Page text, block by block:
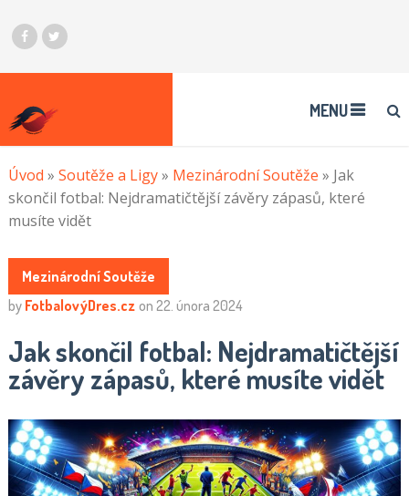
MENU
Úvod » Soutěže a Ligy» Mezinárodní Soutěže » Jak
skončil fotbal: Nejdramatičtější závěry zápasů, které
musíte vidět
Mezinárodní Soutěže
by FotbalovýDres.cz on 22. února 2024
Jak skončil fotbal: Nejdramatičtější
závěry zápasů, které musíte vidět